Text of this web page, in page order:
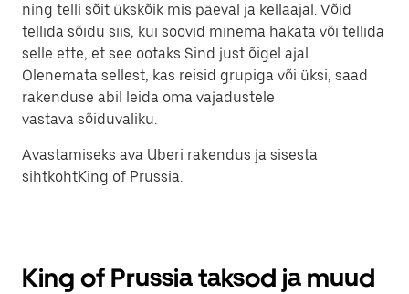
ning telli sõit ükskõik mis päeval ja kellaajal. Võid
tellida sõidu siis, kui soovid minema hakata või tellida
selle ette, et see ootaks Sind just õigel ajal.
Olenemata sellest, kas reisid grupiga või üksi, saad
rakenduse abil leida oma vajadustele
vastava sõiduvaliku.
Avastamiseks ava Uberi rakendus ja sisesta
sihtkohtKing of Prussia.
King of Prussia taksod ja muud